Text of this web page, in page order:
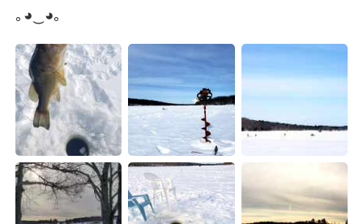
Indonesia
Türkçe Tiếng Việt
Português
｡◕‿◕｡